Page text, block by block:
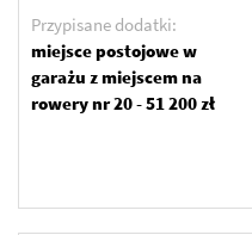
Przypisane dodatki:
miejsce postojowe w
garażu z miejscem na
rowery nr 20 - 51 200 zł